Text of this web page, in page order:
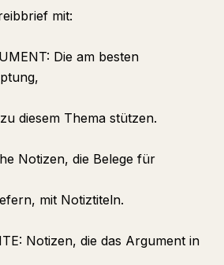
mit:
Die am besten
diesem Thema stützen.
Notizen, die Belege für
mit Notiztiteln.
Notizen, die das Argument in